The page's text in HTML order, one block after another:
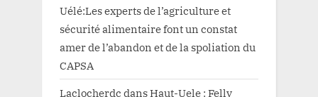
Uélé:Les experts de l’agriculture et
sécurité alimentaire font un constat
amer de l’abandon et de la spoliation du
CAPSA
Laclocherdc dansHaut-Uele : Felly